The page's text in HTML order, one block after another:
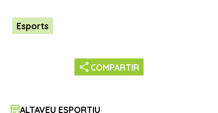
Esports
share COMPARTIR
event_noteALTAVEU ESPORTIU